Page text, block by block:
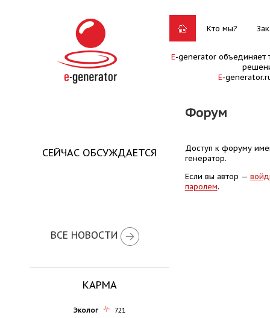
Кто мы?
E-generator объединяет
E-
Форум
СЕЙЧАС ОБСУЖДАЕТСЯ
ВСЕ НОВОСТИ
КАРМА
Эколог
721
Доступ к форуму
генератор.
Если вы автор —
паролем.